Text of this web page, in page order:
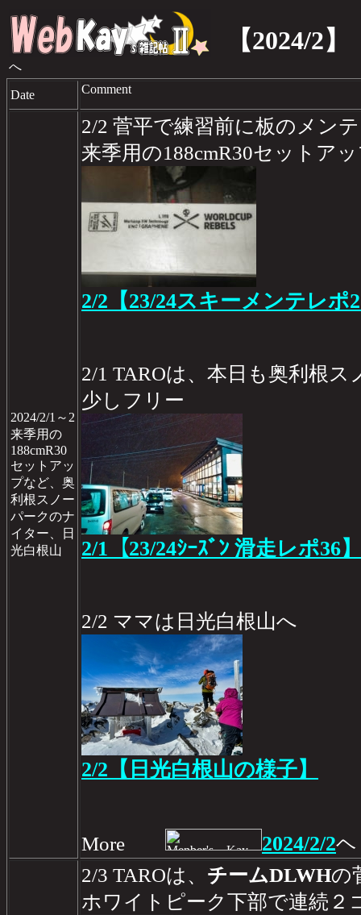
【2024/2】
へ
Date Comment
2024/2/1～2
来季用の
188cmR30
セットアッ
プなど、奥
利根スノー
パークのナ
イター、日
光白根山
2/2 菅平で練習前に板のメンテ
来季用の188cmR30セットア
2/2【23/24スキーメンテレポ
2/1 TAROは、本日も奥利根
少しフリー
2/1【23/24ｼｰｽﾞﾝ 滑走レポ36】
2/2 ママは日光白根山へ
2/2【日光白根山の様子】
More 2024/2/2ヘ
2/3 TAROは、 チームDLWHの
ホワイトピーク下部で連続２